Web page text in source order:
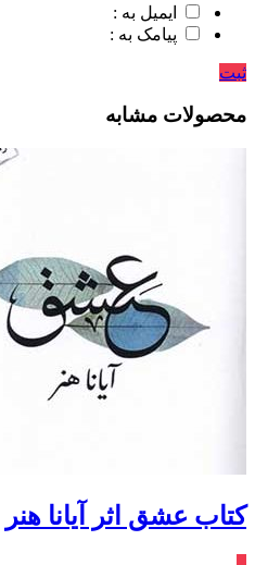
ایمیل به :
پیامک به :
ثبت
محصولات مشابه
کتاب عشق اثر آیانا هنر